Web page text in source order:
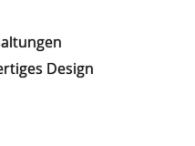
Design